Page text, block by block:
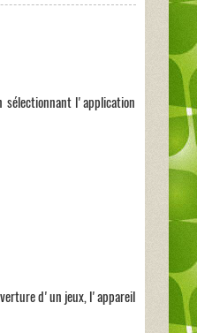
sélectionnant l'application
d'un jeux, l'appareil